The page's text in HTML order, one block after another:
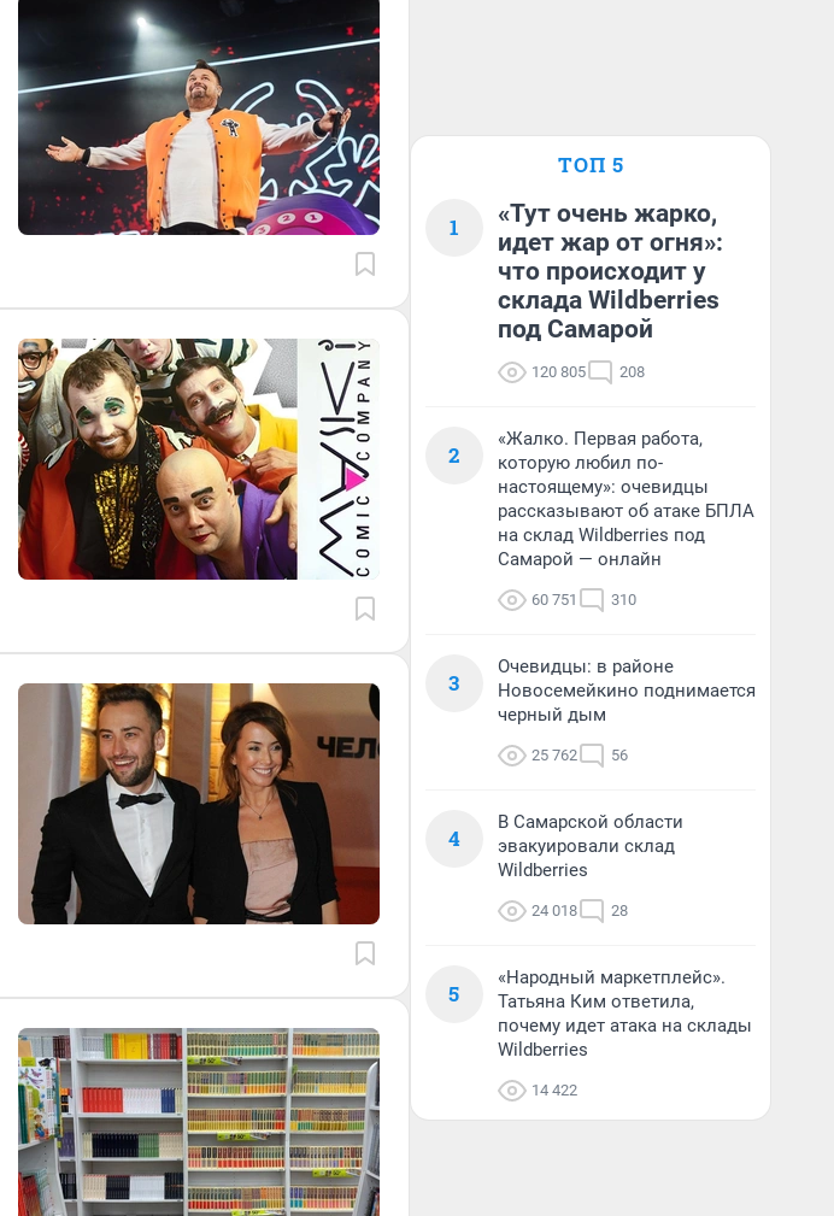
ТОП 5
1
«Тут очень жарко,
идет жар от огня»:
что происходит у
склада Wildberries
под Самарой
120 805 208
2
«Жалко. Первая работа,
которую любил по-
настоящему»: очевидцы
рассказывают об атаке БПЛА
на склад Wildberries под
Самарой — онлайн
60 751 310
3
Очевидцы: в районе
Новосемейкино поднимается
черный дым
25 762 56
4
В Самарской области
эвакуировали склад
Wildberries
24 018 28
5
«Народный маркетплейс».
Татьяна Ким ответила,
почему идет атака на склады
Wildberries
14 422